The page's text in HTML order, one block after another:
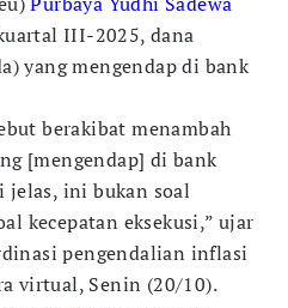
III-2025, dana
yang mengendap di bank
berakibat menambah
[mengendap] di bank
jelas, ini bukan soal
kecepatan eksekusi,” ujar
pengendalian inflasi
virtual, Senin (20/10).